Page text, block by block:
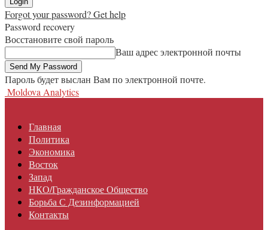
Forgot your password? Get help
Password recovery
Восстановите свой пароль
Ваш адрес электронной почты
Пароль будет выслан Вам по электронной почте.
Moldova Analytics
Главная
Политика
Экономика
Восток
Запад
НКО/гражданское Общество
Борьба С Дезинформацией
Контакты